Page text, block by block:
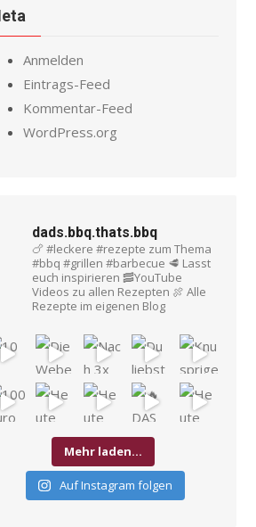
Anmelden
Eintrags-Feed
Kommentar-Feed
WordPress.org
dads.bbq.thats.bbq
🍗 #leckere #rezepte zum Thema
#bbq #grillen #barbecue 🥩 Lasst
euch inspirieren 🥓YouTube
Videos zu allen Rezepten 🍖 Alle
Rezepte im eigenen Blog
Mehr laden…
Auf Instagram folgen